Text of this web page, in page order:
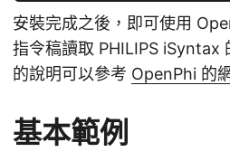
安裝完成之後，即可使用
指令稿讀取 PHILIPS iSyntax
的說明可以參考 OpenPhi 的
基本範例